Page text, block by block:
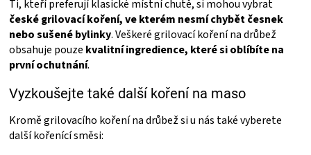
i
s
u
Ti, kteří preferují klasické místní chutě, si mohou vybrat
české grilovací koření, ve kterém nesmí chybět česnek
nebo sušené bylinky. Veškeré grilovací koření na drůbež
obsahuje pouze kvalitní ingredience, které si oblíbíte na
první ochutnání.
Vyzkoušejte také další koření na maso
Kromě grilovacího koření na drůbež si u nás také vyberete
další kořenící směsi: